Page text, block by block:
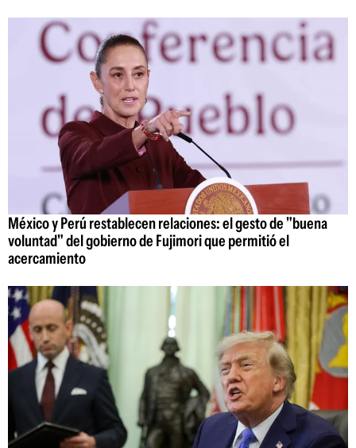
México y Perú restablecen relaciones: el gesto de "buena
voluntad" del gobierno de Fujimori que permitió el
acercamiento